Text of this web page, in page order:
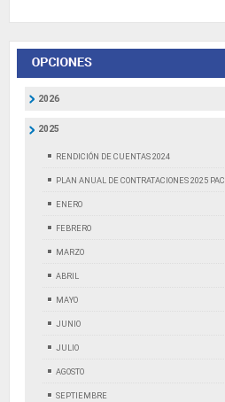
2026
2025
RENDICIÓN DE CUENTAS 2024
PLAN ANUAL DE CONTRATACIONES 2025 PAC
ENERO
FEBRERO
MARZO
ABRIL
MAYO
JUNIO
JULIO
AGOSTO
SEPTIEMBRE